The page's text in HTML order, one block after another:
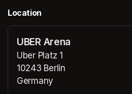
Location
UBER Arena
Uber Platz 1
10243 Berlin
Germany